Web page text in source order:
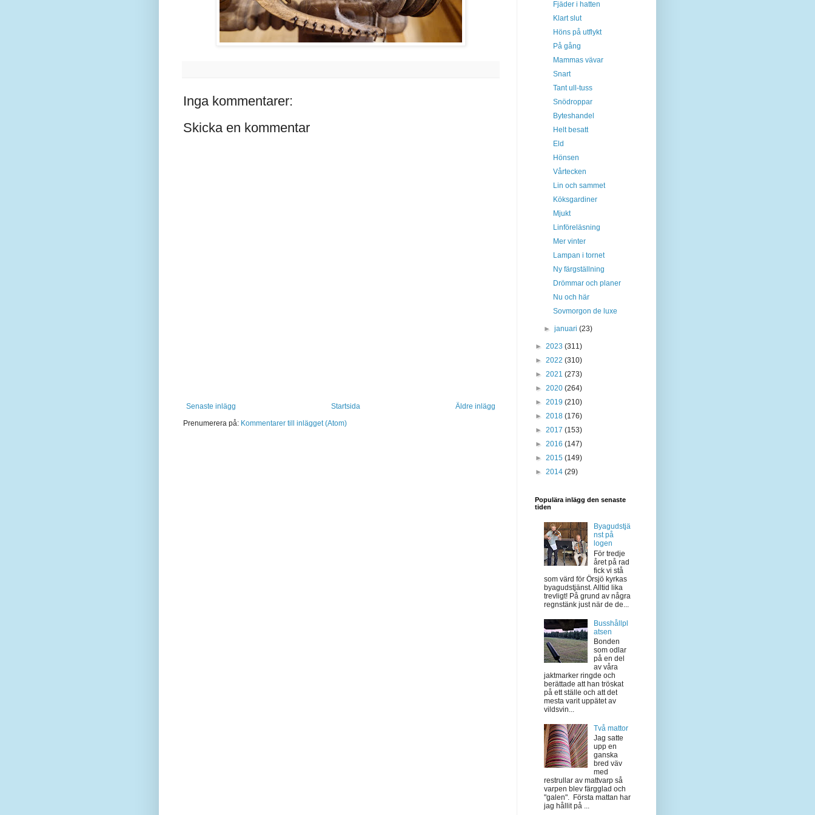
Inga kommentarer:
Skicka en kommentar
Senaste inlägg Äldre inlägg
Startsida
Prenumerera på: Kommentarer till inlägget (Atom)
Fjäder i hatten
Klart slut
Höns på utflykt
På gång
Mammas vävar
Snart
Tant ull-tuss
Snödroppar
Byteshandel
Helt besatt
Eld
Hönsen
Vårtecken
Lin och sammet
Köksgardiner
Mjukt
Linföreläsning
Mer vinter
Lampan i tornet
Ny färgställning
Drömmar och planer
Nu och här
Sovmorgon de luxe
►januari(23)
► 2023 (311)
► 2022 (310)
► 2021 (273)
► 2020 (264)
► 2019 (210)
► 2018 (176)
► 2017 (153)
► 2016 (147)
► 2015 (149)
► 2014 (29)
Populära inlägg den senaste
tiden
Byagudstjä
nst på
logen
För tredje
året på rad
fick vi stå
som värd för Örsjö kyrkas
byagudstjänst. Alltid lika
trevligt! På grund av några
regnstänk just när de de...
Busshållpl
atsen
Bonden
som odlar
på en del
av våra
jaktmarker ringde och
berättade att han tröskat
på ett ställe och att det
mesta varit uppätet av
vildsvin...
Två mattor
Jag satte
upp en
ganska
bred väv
med
restrullar av mattvarp så
varpen blev färgglad och
"galen". Första mattan har
jag hållit på ...